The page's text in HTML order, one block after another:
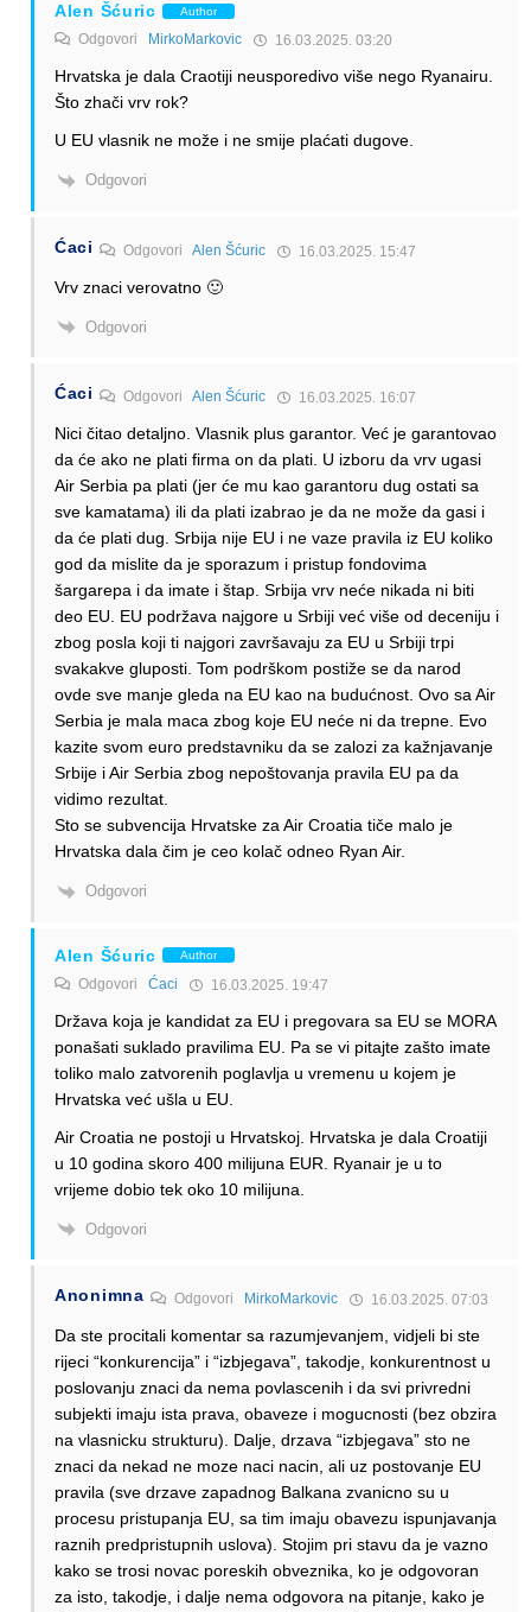
Alen Šćuric Author
Odgovori MirkoMarkovic 16.03.2025. 03:20
Hrvatska je dala Craotiji neusporedivo više nego Ryanairu.
Što zhači vrv rok?
U EU vlasnik ne može i ne smije plaćati dugove.
Odgovori
Ćaci Odgovori Alen Šćuric 16.03.2025. 15:47
Vrv znaci verovatno 🙂
Odgovori
Ćaci Odgovori Alen Šćuric 16.03.2025. 16:07
Nici čitao detaljno. Vlasnik plus garantor. Već je garantovao
da će ako ne plati firma on da plati. U izboru da vrv ugasi
Air Serbia pa plati (jer će mu kao garantoru dug ostati sa
sve kamatama) ili da plati izabrao je da ne može da gasi i
da će plati dug. Srbija nije EU i ne vaze pravila iz EU koliko
god da mislite da je sporazum i pristup fondovima
šargarepa i da imate i štap. Srbija vrv neće nikada ni biti
deo EU. EU podržava najgore u Srbiji već više od deceniju i
zbog posla koji ti najgori završavaju za EU u Srbiji trpi
svakakve gluposti. Tom podrškom postiže se da narod
ovde sve manje gleda na EU kao na budućnost. Ovo sa Air
Serbia je mala maca zbog koje EU neće ni da trepne. Evo
kazite svom euro predstavniku da se zalozi za kažnjavanje
Srbije i Air Serbia zbog nepoštovanja pravila EU pa da
vidimo rezultat.
Sto se subvencija Hrvatske za Air Croatia tiče malo je
Hrvatska dala čim je ceo kolač odneo Ryan Air.
Odgovori
Alen Šćuric Author
Odgovori Ćaci 16.03.2025. 19:47
Država koja je kandidat za EU i pregovara sa EU se MORA
ponašati suklado pravilima EU. Pa se vi pitajte zašto imate
toliko malo zatvorenih poglavlja u vremenu u kojem je
Hrvatska već ušla u EU.
Air Croatia ne postoji u Hrvatskoj. Hrvatska je dala Croatiji
u 10 godina skoro 400 milijuna EUR. Ryanair je u to
vrijeme dobio tek oko 10 milijuna.
Odgovori
Anonimna Odgovori MirkoMarkovic 16.03.2025. 07:03
Da ste procitali komentar sa razumjevanjem, vidjeli bi ste
rijeci “konkurencija” i “izbjegava”, takodje, konkurentnost u
poslovanju znaci da nema povlascenih i da svi privredni
subjekti imaju ista prava, obaveze i mogucnosti (bez obzira
na vlasnicku strukturu). Dalje, drzava “izbjegava” sto ne
znaci da nekad ne moze naci nacin, ali uz postovanje EU
pravila (sve drzave zapadnog Balkana zvanicno su u
procesu pristupanja EU, sa tim imaju obavezu ispunjavanja
raznih predpristupnih uslova). Stojim pri stavu da je vazno
kako se trosi novac poreskih obveznika, ko je odgovoran
za isto, takodje, i dalje nema odgovora na pitanje, kako je